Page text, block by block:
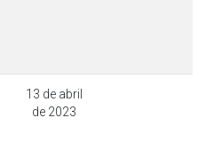
13 de abril
de 2023